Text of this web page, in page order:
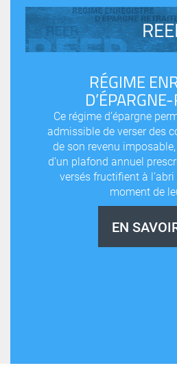
RÉGIME
Ce régime d’épargne
admissible de verser des
de son revenu
d’un plafond annuel
versés fructifient à l’abri
moment de
EN